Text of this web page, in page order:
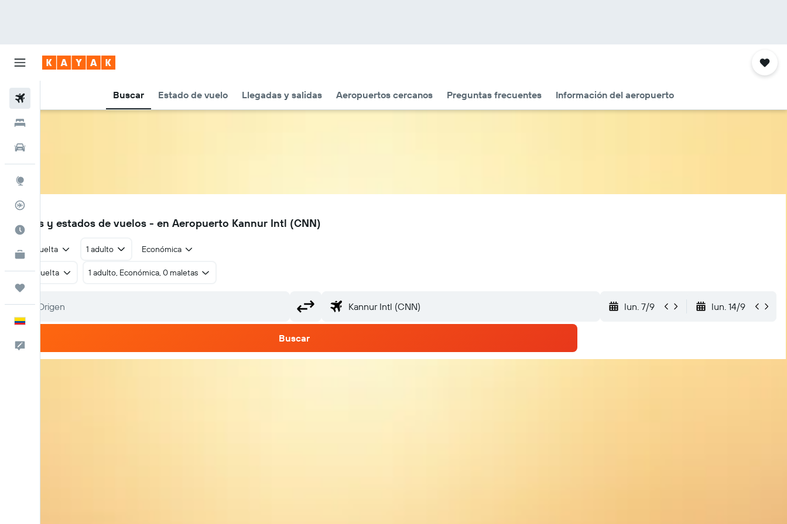
Buscar Estado de vuelo Llegadas y salidas Aeropuertos cercanos Preguntas frecuentes Información del aeropuerto
Cuándo ir
KAYAK for Business
NUEVO
CNN
Vuelos y estados de vuelos - en Aeropuerto Kannur Intl (CNN)
Ida y vuelta 1 adulto Económica
Ida y vuelta 1 adulto, Económica, 0 maletas
lun. 7/9 lun. 14/9
Buscar